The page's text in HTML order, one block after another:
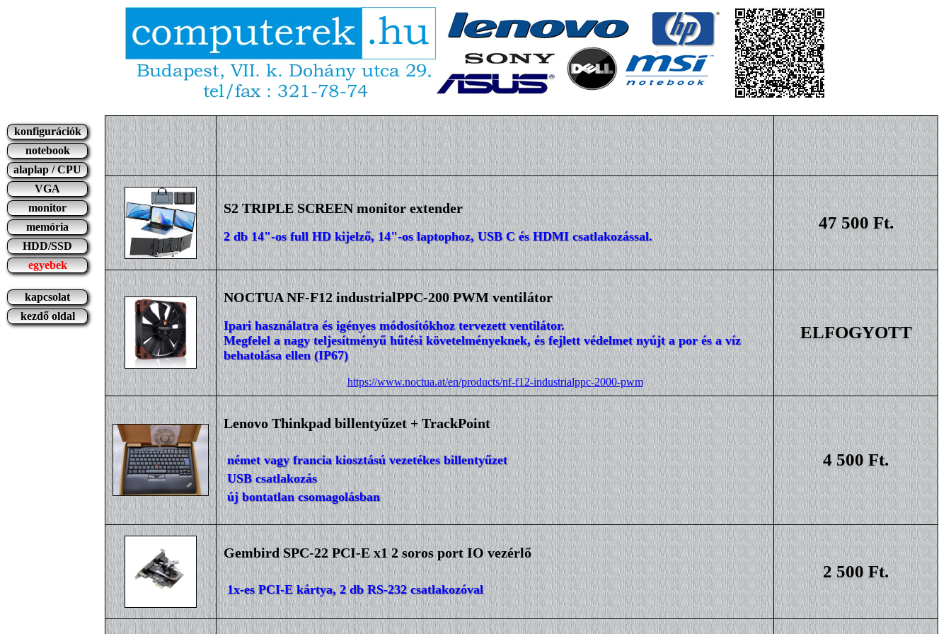
konfigurációk
notebook
alaplap / CPU
VGA
monitor
memória
HDD/SSD
egyebek
kapcsolat
kezdő oldal
S2 TRIPLE SCREEN monitor extender
2 db 14"-os full HD kijelző, 14"-os laptophoz, USB C és HDMI csatlakozással.
47 500 Ft.
NOCTUA NF-F12 industrialPPC-200 PWM ventilátor
Ipari használatra és igényes módosítókhoz tervezett ventilátor.
Megfelel a nagy teljesítményű hűtési követelményeknek, és fejlett védelmet nyújt a por és a víz
behatolása ellen (IP67)
https://www.noctua.at/en/products/nf-f12-industrialppc-2000-pwm
ELFOGYOTT
Lenovo Thinkpad billentyűzet + TrackPoint
német vagy francia kiosztású vezetékes billentyűzet
USB csatlakozás
új bontatlan csomagolásban
4 500 Ft.
Gembird SPC-22 PCI-E x1 2 soros port IO vezérlő
1x-es PCI-E kártya, 2 db RS-232 csatlakozóval
2 500 Ft.